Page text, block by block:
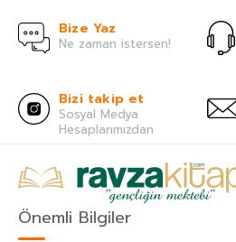
Bize Yaz
Ne zaman istersen!
Bizi takip et
Sosyal Medya
Hesaplarımızdan
Önemli Bilgiler